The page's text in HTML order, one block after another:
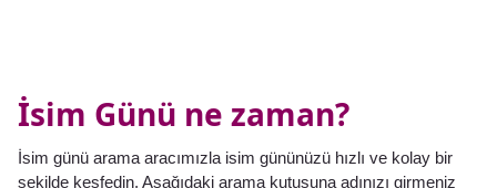
İsim Günü ne zaman?
İsim günü arama aracımızla isim gününüzü hızlı ve kolay bir
şekilde keşfedin. Aşağıdaki arama kutusuna adınızı girmeniz